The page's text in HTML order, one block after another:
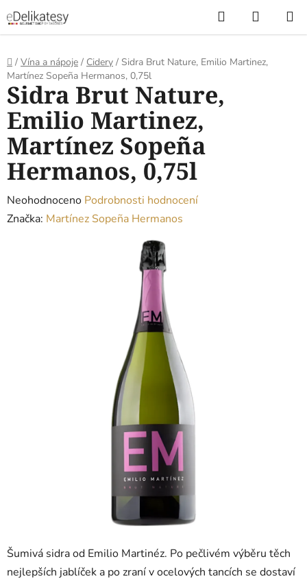
na
obsah
Hledat
KOŠÍK
Domů
/ Vína a nápoje / Cidery / Sidra Brut Nature, Emilio Martinez,
Martínez Sopeña Hermanos, 0,75l
Šumivá sidra od Emilio Martinéz. Po pečlivém výběru těch
nejlepších jablíček a po zraní v ocelových tancích se dostaví
Sidra Brut Nature,
Emilio Martinez,
Martínez Sopeña
Hermanos, 0,75l
Průměrné
hodnocení
Neohodnoceno Podrobnosti hodnocení
Značka: Martínez Sopeña Hermanos